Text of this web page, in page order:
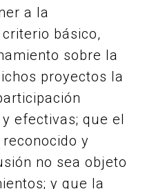
a la
básico,
sobre la
proyectos la
efectivas; que el
y
no sea objeto
y que la